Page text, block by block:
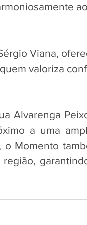
Viana,
valoriza
Alvarenga
a uma
o Momento